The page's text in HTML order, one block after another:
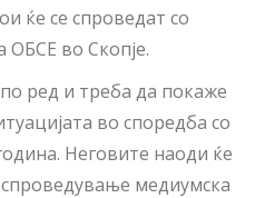
ќе се спроведат со
ОБСЕ во Скопје.
ред и треба да покаже
во споредба со
Неговите наоди ќе
медиумска